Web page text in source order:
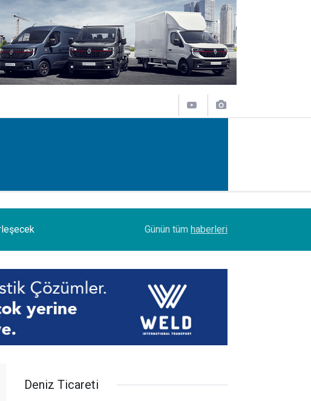
Her biri 120 tonluk 3 Boeing 777, kamyonlarla
Günün tüm haberleri
Deniz Ticareti